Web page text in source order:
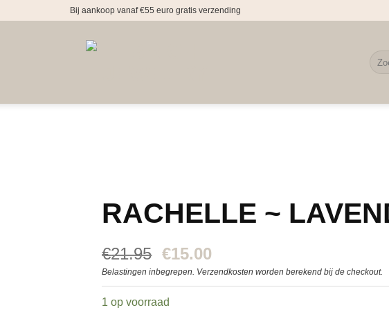
Bij aankoop vanaf €55 euro gratis verzending
RACHELLE ~
€21.95 Oorspronkelijke
prijs
was:
€21.95.
€15.00Huidige
prijs
is:
Belastingen inbegrepen. Verzendkosten worden berekend bij de checkout.
1 op voorraad